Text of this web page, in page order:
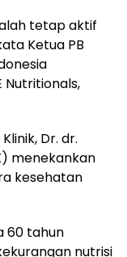
tetap aktif
Ketua PB
Nutritionals,
Dr. dr.
menekankan
kesehatan
60 tahun
nutrisi